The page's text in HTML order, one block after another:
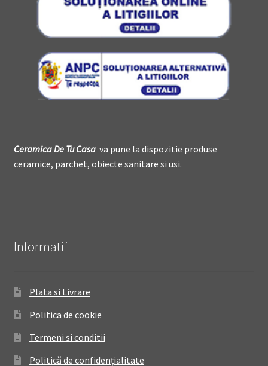
Ceramica DeTu Casava pune la dispozitie produse
ceramice, parchet, obiecte sanitare si usi.
Informatii
Plata si Livrare
Politica de cookie
Termeni si conditii
Politică de confidențialitate